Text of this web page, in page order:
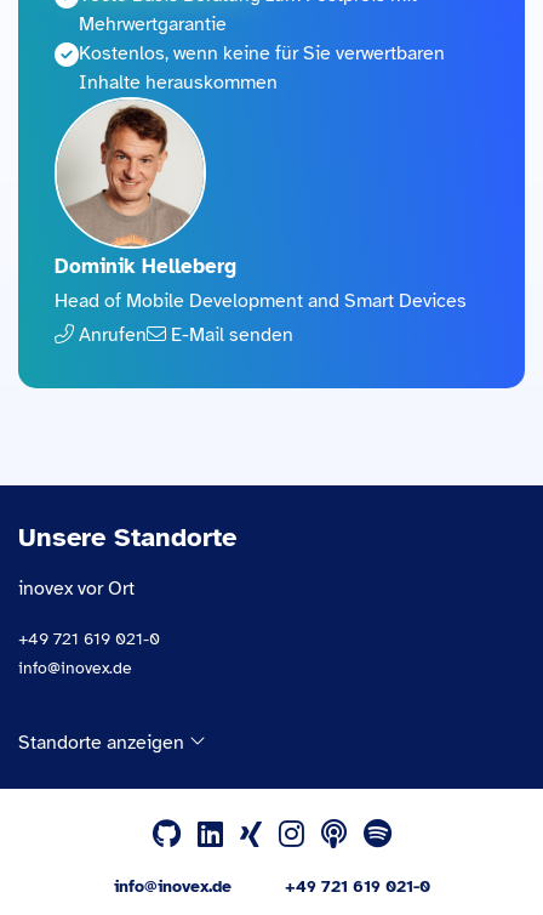
Dominik Helleberg
Head of Mobile Development and Smart Devices
Anrufen
E-Mail senden
Mehrwertgarantie
Kostenlos, wenn keine für Sie verwertbaren
Inhalte herauskommen
Unsere Standorte
inovex vor Ort
+49 721 619 021-0
info@inovex.de
Standorte anzeigen
info@inovex.de +49 721 619 021-0